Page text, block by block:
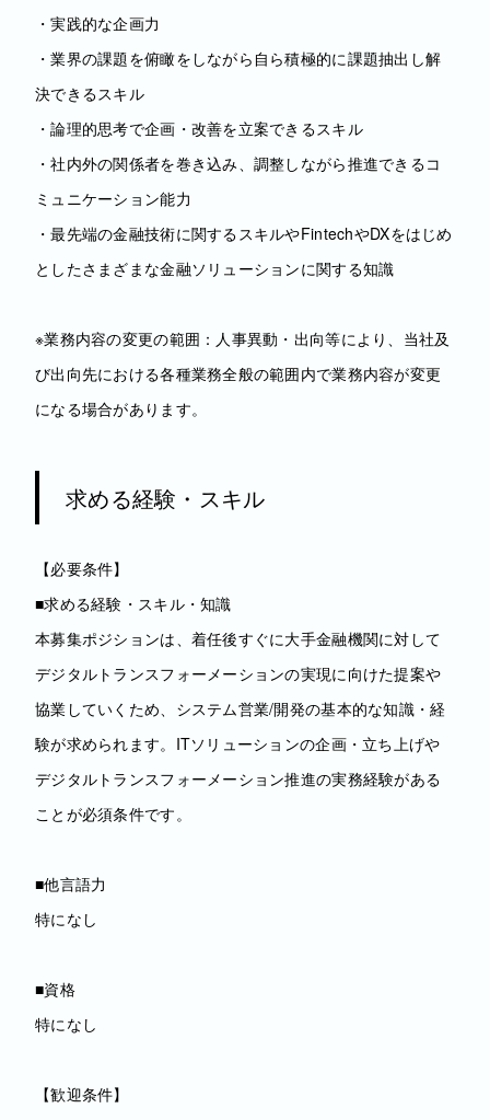
・実践的な企画力
・業界の課題を俯瞰をしながら自ら積極的に課題抽出し解
決できるスキル
・論理的思考で企画・改善を立案できるスキル
・社内外の関係者を巻き込み、調整しながら推進できるコ
ミュニケーション能力
・最先端の金融技術に関するスキルやFintechやDXをはじめ
としたさまざまな金融ソリューションに関する知識
※業務内容の変更の範囲：人事異動・出向等により、当社及
び出向先における各種業務全般の範囲内で業務内容が変更
になる場合があります。
求める経験・スキル
【必要条件】
■求める経験・スキル・知識
本募集ポジションは、着任後すぐに大手金融機関に対して
デジタルトランスフォーメーションの実現に向けた提案や
協業していくため、システム営業/開発の基本的な知識・経
験が求められます。ITソリューションの企画・立ち上げや
デジタルトランスフォーメーション推進の実務経験がある
ことが必須条件です。
■他言語力
特になし
■資格
特になし
【歓迎条件】